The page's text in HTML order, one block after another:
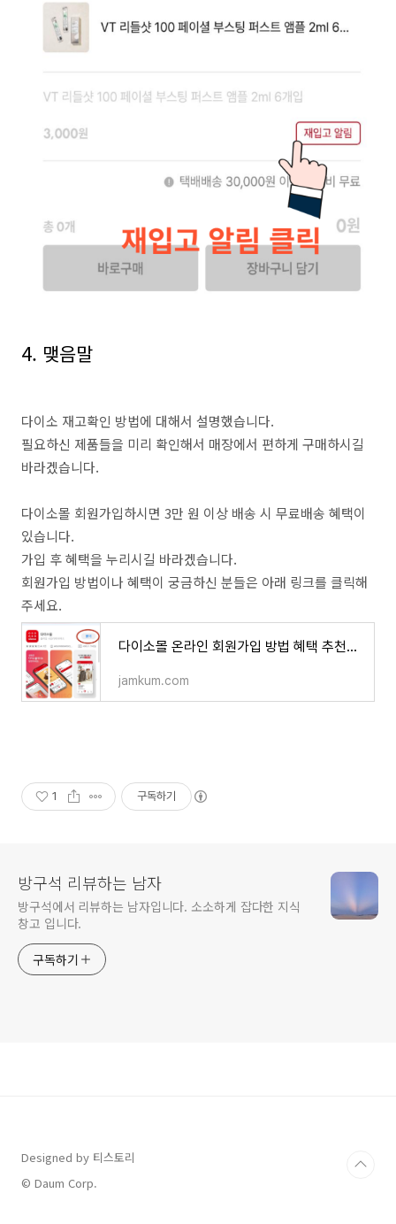
4. 맺음말
다이소 재고확인 방법에 대해서 설명했습니다.
필요하신 제품들을 미리 확인해서 매장에서 편하게 구매하시길
바라겠습니다.
다이소몰 회원가입하시면 3만 원 이상 배송 시 무료배송 혜택이
있습니다.
가입 후 혜택을 누리시길 바라겠습니다.
회원가입 방법이나 혜택이 궁금하신 분들은 아래 링크를 클릭해
주세요.
다이소몰 온라인 회원가입 방법 혜택 추천인 아이디
jamkum.com
1 구독하기
방구석 리뷰하는 남자
방구석에서 리뷰하는 남자입니다. 소소하게 잡다한 지식
창고 입니다.
구독하기
Designed by 티스토리
© Daum Corp.